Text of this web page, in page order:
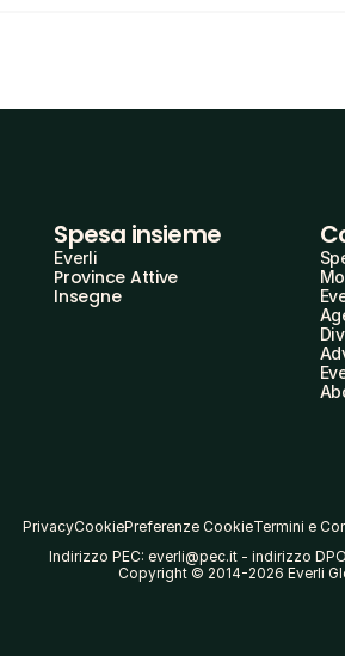
Spesa insieme
Everli
Province Attive
Insegne
PrivacyCookiePreferenze CookieTermini e
Indirizzo PEC: everli@pec.it - indirizzo
Copyright © 2014-2026 Everli